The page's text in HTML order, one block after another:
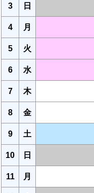
3 日
4 月
5 火
6 水
7 木
8 金
9 土
10 日
11 月